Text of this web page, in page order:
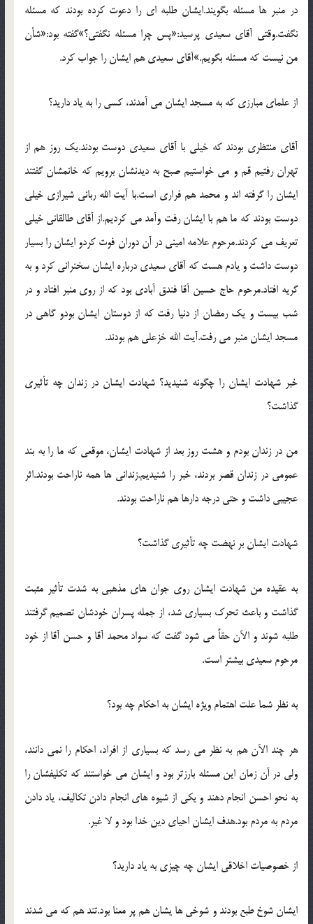
در منبر ها مسئله بگويند.ايشان طلبه اي را دعوت کرده بودند که مسئله
نگفت.وقتي آقاي سعيدي پرسيد:«پس چرا مسئله نگفتي؟»گفته بود:«شأن
من نيست که مسئله بگويم.»آقاي سعيدي هم ايشان را جواب کرد.
از علماي مبارزي که به مسجد ايشان مي آمدند، کسي را به ياد داريد؟
آقاي منتظري بودند که خيلي با آقاي سعيدي دوست بودند.يک روز هم از
تهران رفتيم قم و مي خواستيم صبح به ديدنشان برويم که خانمشان گفتند
ايشان را گرفته اند و محمد هم فراري است.با آيت الله رباني شيرازي خيلي
دوست بودند که ما هم با ايشان رفت وآمد مي کرديم.از آقاي طالقاني خيلي
تعريف مي کردند.مرحوم علامه اميني در آن دوران فوت کردو ايشان را بسيار
دوست داشت و يادم هست که آقاي سعيدي درباره ايشان سخنراني کرد و به
گريه افتاد.مرحوم حاج حسين آقا فندق آبادي بود که از روي منبر افتاد و در
شب بيست و يک رمضان از دنيا رفت که از دوستان ايشان بودو گاهي در
مسجد ايشان منبر مي رفت.آيت الله خزعلي هم بودند.
خبر شهادت ايشان را چگونه شنيديد؟ شهادت ايشان در زندان چه تأثيري
گذاشت؟
من در زندان بودم و هشت روز بعد از شهادت ايشان، موقعي که ما را به بند
عمومي در زندان قصر بردند، خبر را شنيديم.زنداني ها همه ناراحت بودند.اثر
عجيبي داشت و حتي درجه دارها هم ناراحت بودند.
شهادت ايشان بر نهضت چه تأثيري گذاشت؟
به عقيده من شهادت ايشان روي جوان هاي مذهبي به شدت تأثير مثبت
گذاشت و باعث تحرک بسياري شد، از جمله پسران خودشان تصميم گرفتند
طلبه شوند و الآن حقاً مي شود گفت که سواد محمد آقا و حسن آقا از خود
مرحوم سعيدي بيشتر است.
به نظر شما علت اهتمام ويژه ايشان به احکام چه بود؟
هر چند الآن هم به نظر مي رسد که بسياري از افراد، احکام را نمي دانند،
ولي در آن زمان اين مسئله بارزتر بود و ايشان مي خواستند که تکليفشان را
به نحو احسن انجام دهند و يکي از شيوه هاي انجام دادن تکاليف، ياد دادن
مردم به مردم بود.هدف ايشان احياي دين خدا بود و لا غير.
از خصوصيات اخلاقي ايشان چه چيزي به ياد داريد؟
ايشان شوخ طبع بودند و شوخي ها يشان هم پر معنا بود.تند هم که مي شدند